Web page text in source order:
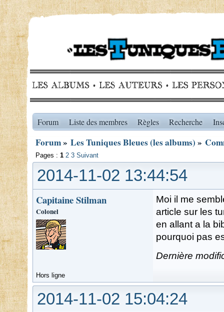
Forum Liste des membres Règles Recherche
Forum» Les Tuniques Bleues (les albums) »
Pages : 1 2 3 Suivant
2014-11-02 13:44:54
Capitaine Stilman
Colonel
Moi il me
article sur les
en allant a la
pourquoi pas
Dernière
Hors ligne
2014-11-02 15:04:24